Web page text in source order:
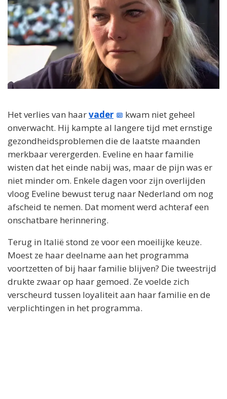
Het verlies van haarvader
kwam niet geheel
onverwacht. Hij kampte al langere tijd met ernstige
gezondheidsproblemen die de laatste maanden
merkbaar verergerden. Eveline en haar familie
wisten dat het einde nabij was, maar de pijn was er
niet minder om. Enkele dagen voor zijn overlijden
vloog Eveline bewust terug naar Nederland om nog
afscheid te nemen. Dat moment werd achteraf een
onschatbare herinnering.
Terug in Italië stond ze voor een moeilijke keuze.
Moest ze haar deelname aan het programma
voortzetten of bij haar familie blijven? Die tweestrijd
drukte zwaar op haar gemoed. Ze voelde zich
verscheurd tussen loyaliteit aan haar familie en de
verplichtingen in het programma.